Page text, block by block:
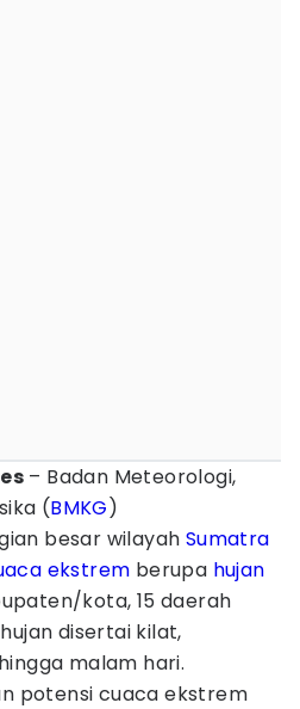
– Badan Meteorologi,
(BMKG)
besar wilayah Sumatra
ekstrem berupa hujan
kota, 15 daerah
disertai kilat,
malam hari.
potensi cuaca ekstrem